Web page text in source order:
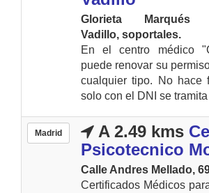
Glorieta Marqués
Vadillo, soportales.
En el centro médico
puede renovar su
cualquier tipo. No hace
solo con el DNI se tramita
Madrid A 2.49 kms
Psicotecnico
Calle Andres Mellado,
Certificados Médicos